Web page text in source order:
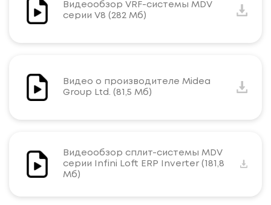
Видеообзор VRF-системы MDV
серии V8 (282 Мб)
Видео о производителе Midea
Group Ltd. (81,5 Мб)
Видеообзор сплит-системы MDV
серии Infini Loft ERP Inverter (181,8
Мб)